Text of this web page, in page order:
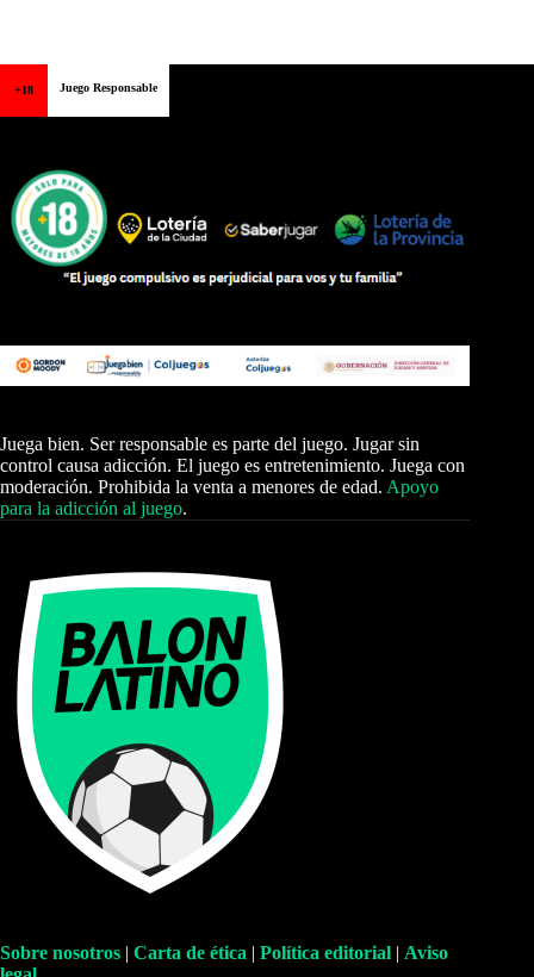
+18 Juego Responsable
Juega bien. Ser responsable es parte del juego. Jugar sin
control causa adicción. El juego es entretenimiento. Juega con
moderación. Prohibida la venta a menores de edad. Apoyo
para la adicción al juego.
Sobre nosotros | Carta de ética | Política editorial | Aviso